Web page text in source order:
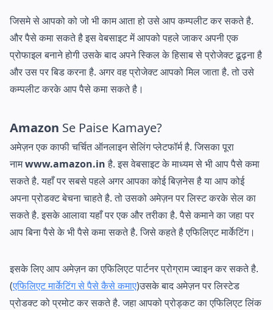
जिसमे से आपको को जो भी काम आता हो उसे आप कम्पलीट कर सकते है.
और पैसे कमा सकते है इस वेबसाइट में आपको पहले जाकर अपनी एक
प्रोफाइल बनाने होगी उसके बाद अपने स्किल के हिसाब से प्रोजेक्ट ढूढ़ना है
और उस पर बिड करना है. अगर वह प्रोजेक्ट आपको मिल जाता है. तो उसे
कम्पलीट करके आप पैसे कमा सकते है।
Amazon Se Paise Kamaye?
अमेज़न एक काफी चर्चित ऑनलाइन सेलिंग प्लेटफॉर्म है. जिसका पूरा
नामwww.amazon.inहै. इस वेबसाइट के माध्यम से भी आप पैसे कमा
सकते है. यहाँ पर सबसे पहले अगर आपका कोई बिज़नेस है या आप कोई
अपना प्रोडक्ट बेचना चाहते है. तो उसको अमेज़न पर लिस्ट करके सेल का
सकते है. इसके आलावा यहाँ पर एक और तरीका है. पैसे कमाने का जहा पर
आप बिना पैसे के भी पैसे कमा सकते है. जिसे कहते है एफिलिएट मार्केटिंग।
इसके लिए आप अमेज़न का एफिलिएट पार्टनर प्रोग्राम ज्वाइन कर सकते है.
(एफिलिएट मार्केटिंग से पैसे कैसे कमाए)उसके बाद अमेज़न पर लिस्टेड
प्रोडक्ट को प्रमोट कर सकते है. जहा आपको प्रोड्कट का एफिलिएट लिंक